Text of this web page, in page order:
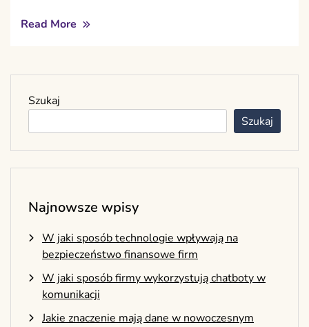
Read More
Szukaj
Szukaj
Najnowsze wpisy
W jaki sposób technologie wpływają na
bezpieczeństwo finansowe firm
W jaki sposób firmy wykorzystują chatboty w
komunikacji
Jakie znaczenie mają dane w nowoczesnym